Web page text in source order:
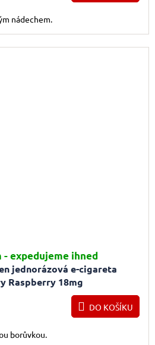
nádechem.
jednorázová e-cigareta
Raspberry 18mg
- expedujeme ihned
DO KOŠÍKU
borůvkou.